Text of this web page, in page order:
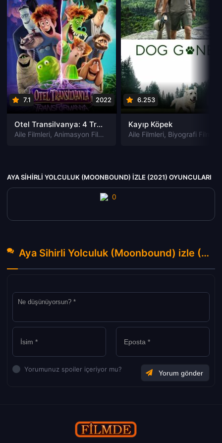
7.1 2022
Otel Transilvanya: 4 Transformanya izle
Aile Filmleri, Animasyon Filmleri Fantastik Filmleri,Komedi
6.253
Kayıp Köpek
Aile Filmleri, Biyografi Filmleri
AYA SIHIRLI YOLCULUK (MOONBOUND) IZLE (2021) OYUNCULARI
Aya Sihirli Yolculuk (Moonbound) izle (2021) Hakkında Yorumlar
Yorumunuz spoiler içeriyor mu?